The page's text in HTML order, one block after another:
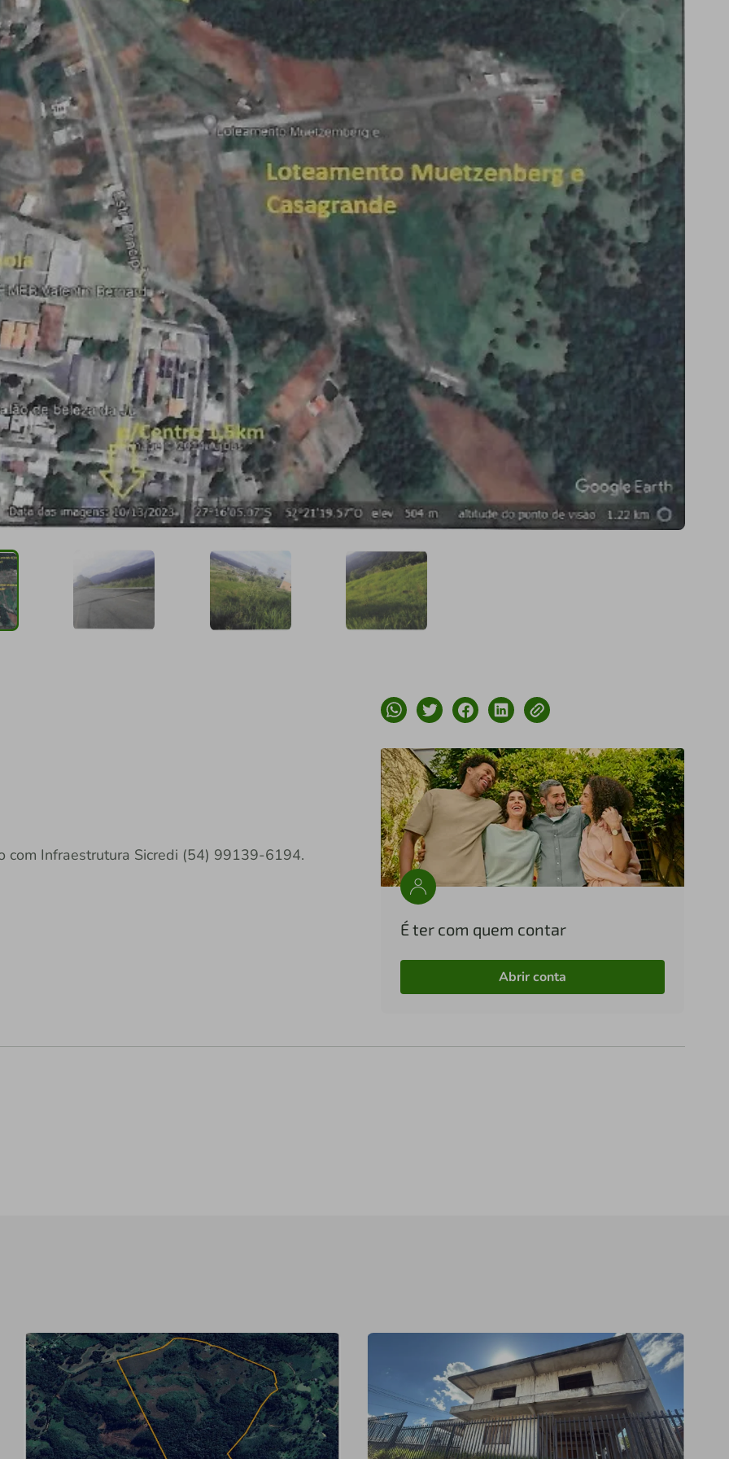
com Infraestrutura Sicredi (54) 99139-6194.
É ter com quem contar
Abrir conta